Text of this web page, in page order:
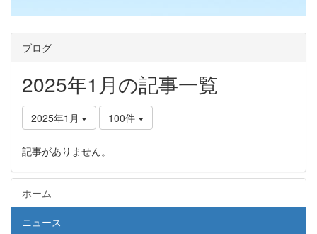
ブログ
2025年1月の記事一覧
2025年1月 100件
記事がありません。
ホーム
ニュース